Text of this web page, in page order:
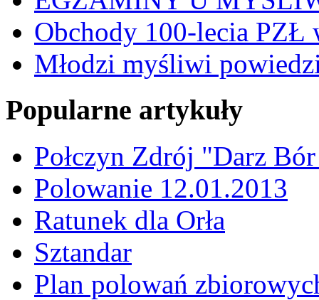
Obchody 100-lecia PZŁ
Młodzi myśliwi
Popularne artykuły
Połczyn Zdrój "Darz
Polowanie 12.01.2013
Ratunek dla Orła
Sztandar
Plan polowań